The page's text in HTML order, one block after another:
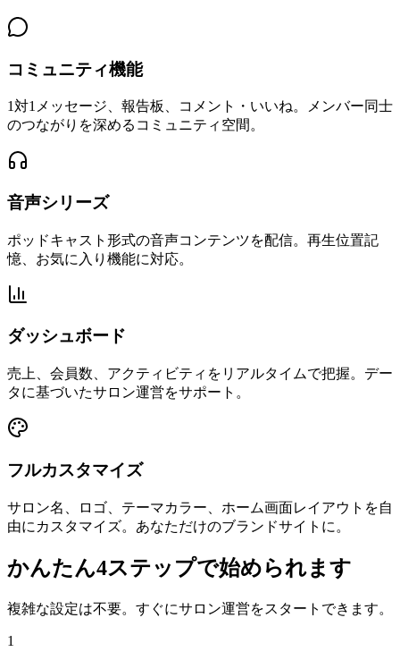
コミュニティ機能
1対1メッセージ、報告板、コメント・いいね。メンバー同士
のつながりを深めるコミュニティ空間。
音声シリーズ
ポッドキャスト形式の音声コンテンツを配信。再生位置記
憶、お気に入り機能に対応。
ダッシュボード
売上、会員数、アクティビティをリアルタイムで把握。デー
タに基づいたサロン運営をサポート。
フルカスタマイズ
サロン名、ロゴ、テーマカラー、ホーム画面レイアウトを自
由にカスタマイズ。あなただけのブランドサイトに。
かんたん4ステップで始められます
複雑な設定は不要。すぐにサロン運営をスタートできます。
1